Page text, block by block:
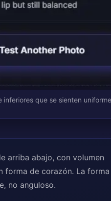
que se sienten
arriba abajo, con volumen
forma de corazón. La forma
no anguloso.